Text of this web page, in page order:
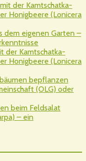
der Kamtschatka-
Honigbeere (Lonicera
dem eigenen Garten –
der Kamtschatka-
Honigbeere (Lonicera
bepflanzen
(OLG) oder
beim Feldsalat
– ein